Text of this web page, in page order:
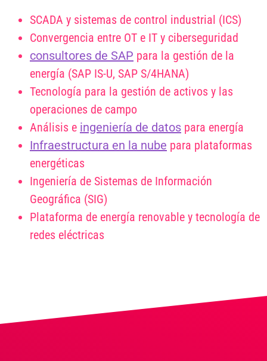
SCADA y sistemas de control industrial (ICS)
Convergencia entre OT e IT y ciberseguridad
consultores de SAP para la gestión de la
energía (SAP IS-U, SAP S/4HANA)
Tecnología para la gestión de activos y las
operaciones de campo
Análisis e ingeniería de datos para energía
Infraestructura en la nube para plataformas
energéticas
Ingeniería de Sistemas de Información
Geográfica (SIG)
Plataforma de energía renovable y tecnología de
redes eléctricas